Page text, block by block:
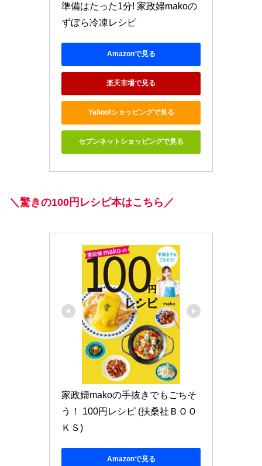
準備はたった1分! 家政婦makoの
ずぼら冷凍レシピ
Amazonで見る
楽天市場で見る
Yahoo!ショッピングで見る
セブンネットショッピングで見る
＼驚きの100円レシピ本はこちら／
家政婦makoの手抜きでもごちそ
う！ 100円レシピ (扶桑社ＢＯＯ
ＫＳ)
Amazonで見る